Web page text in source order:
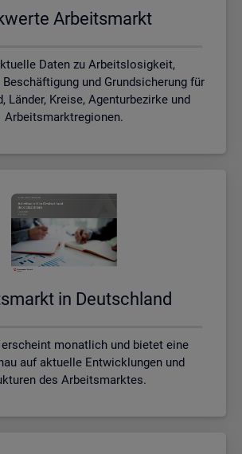
Ar­beits­markt
Daten zu Arbeitslosigkeit,
und Grundsicherung für
Länder, Kreise, Agenturbezirke und
Arbeitsmarktregionen.
in Deutsch­land
monatlich und bietet eine
auf aktuelle Entwicklungen und
des Arbeitsmarktes.